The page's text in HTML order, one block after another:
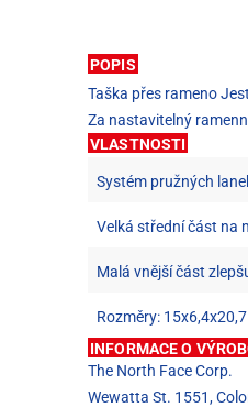
POPIS
Taška přes rameno
Za nastavitelný
VLASTNOSTI
Systém pružných
Velká střední část na
Malá vnější část
Rozměry:
INFORMACE O
The North Face Corp.
Wewatta St. 1551,